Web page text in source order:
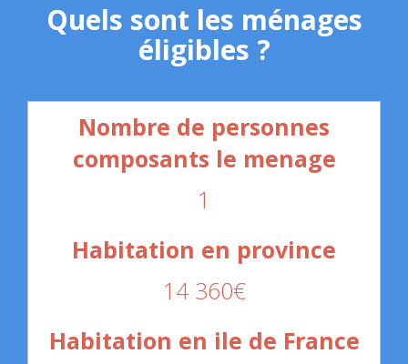
Quels sont les ménages
éligibles ?
1
14 360€